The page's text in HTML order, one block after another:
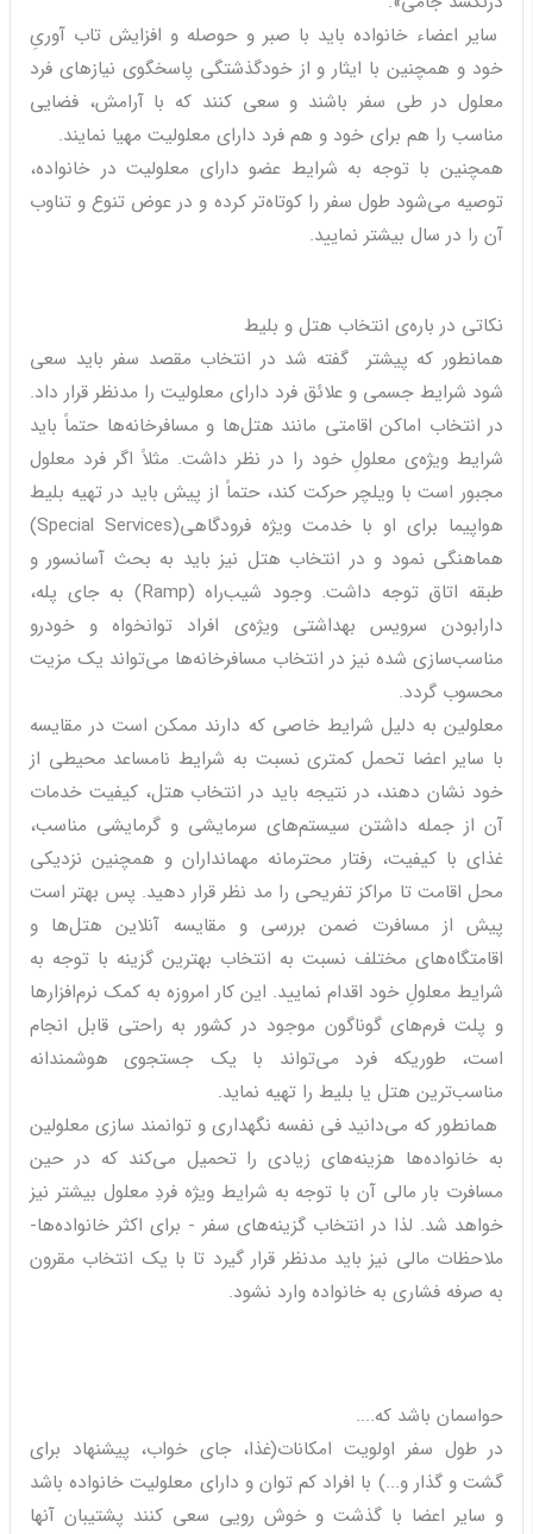
سایر اعضاء خانواده باید با صبر و حوصله و افزایش تاب آوریِ
خود و همچنین با ایثار و از خودگذشتگی پاسخگوی نیازهای فرد
معلول در طی سفر باشند و سعی کنند که با آرامش، فضایی
مناسب را هم برای خود و هم فرد دارای معلولیت مهیا نمایند.
همچنین با توجه به شرایط عضو دارای معلولیت در خانواده‌،
توصیه می‌شود طول سفر را کوتاه‌تر کرده و در عوض تنوع و تناوب
آن را در سال بیشتر نمایید.
نکاتی در باره‌ی انتخاب هتل و بلیط
همانطور که پیشتر گفته شد در انتخاب مقصد سفر باید سعی
شود شرایط جسمی و علائق فرد دارای معلولیت را مدنظر قرار داد.
در انتخاب اماکن اقامتی مانند هتل‌ها و مسافرخانه‌ها حتماً باید
شرایط ویژه‌ی معلولِ خود را در نظر داشت. مثلاً اگر فرد معلول
مجبور است با ویلچر حرکت کند، حتماً از پیش باید در تهیه بلیط
هواپیما برای او با خدمت ویژه فرودگاهی(Special Services)
هماهنگی نمود و در انتخاب هتل نیز باید به بحث آسانسور و
طبقه اتاق توجه داشت. وجود شیب‌راه (Ramp) به جای پله،
دارابودن سرویس بهداشتی ویژه‌ی افراد توانخواه و خودرو
مناسب‌سازی شده نیز در انتخاب مسافرخانه‌ها می‌تواند یک مزیت
محسوب گردد.
معلولین به دلیل شرایط خاصی که دارند ممکن است در مقایسه
با سایر اعضا تحمل کمتری نسبت به شرایط نامساعد محیطی از
خود نشان دهند، در نتیجه باید در انتخاب هتل، کیفیت خدمات
آن از جمله داشتن سیستم‌های سرمایشی و گرمایشی مناسب،
غذای با کیفیت، رفتار محترمانه مهمانداران و همچنین نزدیکی
محل اقامت تا مراکز تفریحی را مد نظر قرار دهید. پس بهتر است
پیش از مسافرت ضمن بررسی و مقایسه آنلاین هتل‌ها و
اقامتگاه‌های مختلف نسبت به انتخاب بهترین گزینه با توجه به
شرایط معلولِ خود اقدام نمایید. این کار امروزه به کمک نرم‌افزارها
و پلت فرم‌های گوناگون موجود در کشور به راحتی قابل انجام
است، طوریکه فرد می‌تواند با یک جستجوی هوشمندانه
مناسب‌ترین هتل یا بلیط را تهیه نماید.
همانطور که می‌دانید فی نفسه نگهداری و توانمند سازی معلولین
به خانواده‌ها هزینه‌های زیادی را تحمیل می‌کند که در حین
مسافرت بار مالی آن با توجه به شرایط ویژه فردِ معلول بیشتر نیز
خواهد شد. لذا در انتخاب گزینه‌های سفر - برای اکثر خانواده‌ها-
ملاحظات مالی نیز باید مدنظر قرار گیرد تا با یک انتخاب مقرون
به صرفه فشاری به خانواده وارد نشود.
حواسمان باشد که....
در طول سفر اولویت امکانات(غذا، جای خواب، پیشنهاد برای
گشت و گذار و...) با افراد کم توان و دارای معلولیت خانواده باشد
و سایر اعضا با گذشت و خوش رویی سعی کنند پشتیبان آنها